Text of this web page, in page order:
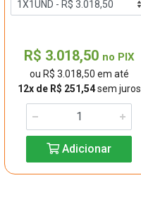
R$ 3.018,50 no PIX
ou R$ 3.018,50 em até
12x de R$ 251,54sem juros
Adicionar